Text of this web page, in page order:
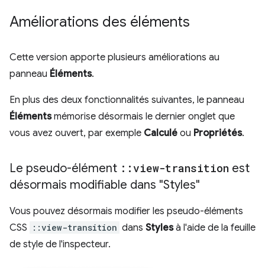
Améliorations des éléments
Cette version apporte plusieurs améliorations au
panneau Éléments.
En plus des deux fonctionnalités suivantes, le panneau
Élémentsmémorise désormais le dernier onglet que
vous avez ouvert, par exemple Calculé ou Propriétés.
Le pseudo-élément :: view-transition est
désormais modifiable dans "Styles"
Vous pouvez désormais modifier les pseudo-éléments
CSS
::view-transition dans Stylesà l'aide de la feuille
de style de l'inspecteur.